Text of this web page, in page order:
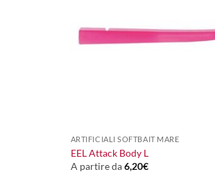
ARTIFICIALI SOFTBAIT MARE
EEL Attack Body L
A partire da6,20€